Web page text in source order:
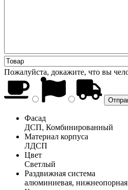
Пожалуйста, докажите, что вы
Фасад
ДСП, Комбинированный
Материал корпуса
ЛДСП
Цвет
Светлый
Раздвижная система
алюминиевая, нижнеопорная